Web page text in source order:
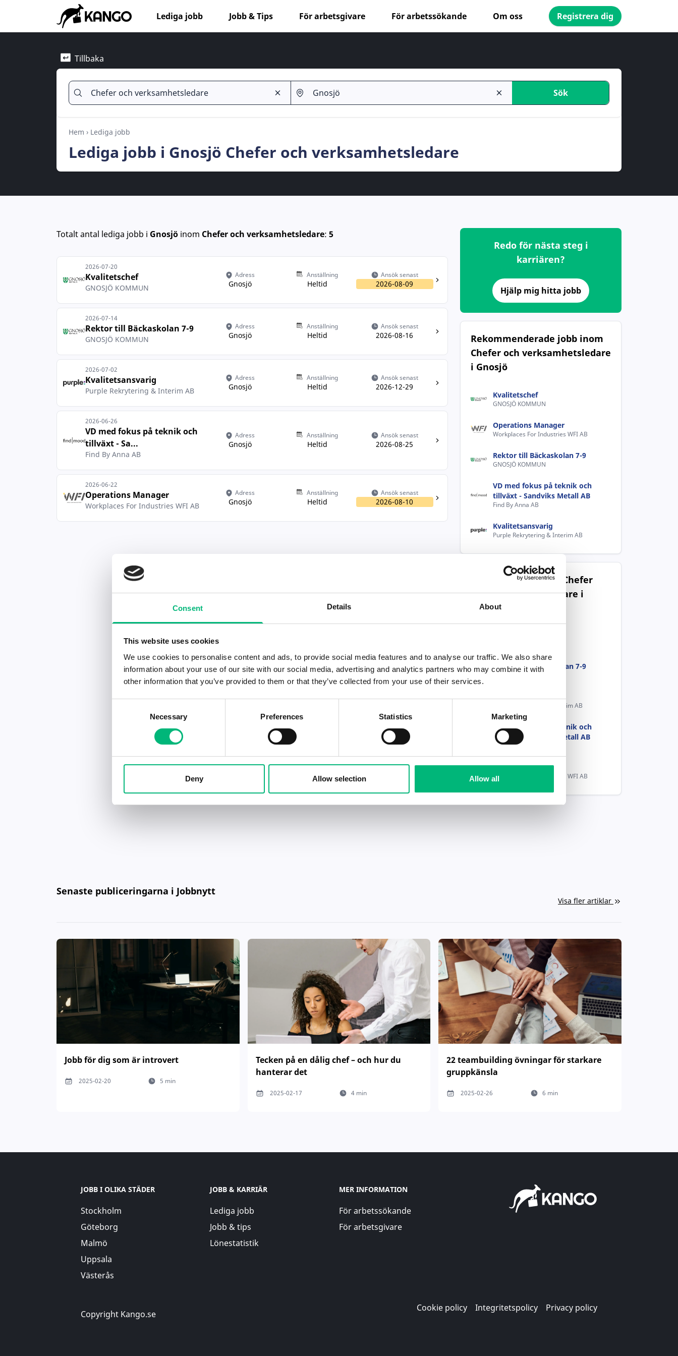
Consent Details About
This website uses cookies
We use cookies to personalise content and ads, to provide social media features and to analyse our traffic. We also share
information about your use of our site with our social media, advertising and analytics partners who may combine it with
other information that you’ve provided to them or that they’ve collected from your use of their services.
Necessary Preferences Statistics Marketing
Deny Allow selection Allow all
Lediga jobb Jobb & Tips För arbetsgivare För arbetssökande Om oss Registrera dig
Tillbaka
Sök
Hem › Lediga jobb
Lediga jobb i Gnosjö Chefer och verksamhetsledare
Totalt antal lediga jobb i Gnosjö inom Chefer och verksamhetsledare: 5
2026-07-20
Kvalitetschef
GNOSJÖ KOMMUN
Adress
Gnosjö
Anställning
Heltid
Ansök senast
2026-08-09
2026-07-14
Rektor till Bäckaskolan 7-9
GNOSJÖ KOMMUN
Adress
Gnosjö
Anställning
Heltid
Ansök senast
2026-08-16
2026-07-02
Kvalitetsansvarig
Purple Rekrytering & Interim AB
Adress
Gnosjö
Anställning
Heltid
Ansök senast
2026-12-29
2026-06-26
VD med fokus på teknik och
tillväxt - Sa...
Find By Anna AB
Adress
Gnosjö
Anställning
Heltid
Ansök senast
2026-08-25
2026-06-22
Operations Manager
Workplaces For Industries WFI AB
Adress
Gnosjö
Anställning
Heltid
Ansök senast
2026-08-10
Redo för nästa steg i
karriären?
Hjälp mig hitta jobb
Rekommenderade jobb inom
Chefer och verksamhetsledare
i Gnosjö
Kvalitetschef
GNOSJÖ KOMMUN
Operations Manager
Workplaces For Industries WFI AB
Rektor till Bäckaskolan 7-9
GNOSJÖ KOMMUN
VD med fokus på teknik och
tillväxt - Sandviks Metall AB
Find By Anna AB
Kvalitetsansvarig
Purple Rekrytering & Interim AB
Populära jobb inom Chefer
och verksamhetsledare i
Gnosjö
Rektor till Bäckaskolan 7-9
Kvalitetsansvarig
Purple Rekrytering & Interim AB
VD med fokus på teknik och
tillväxt - Sandviks Metall AB
Find By Anna AB
Operations Manager
Workplaces For Industries WFI AB
Senaste publiceringarna i Jobbnytt
Visa fler artiklar
Jobb för dig som är introvert
2025-02-20 5 min
Tecken på en dålig chef – och hur du
hanterar det
2025-02-17 4 min
22 teambuilding övningar för starkare
gruppkänsla
2025-02-26 6 min
JOBB I OLIKA STÄDER
Stockholm
Göteborg
Malmö
Uppsala
Västerås
JOBB & KARRIÄR
Lediga jobb
Jobb & tips
Lönestatistik
MER INFORMATION
För arbetssökande
För arbetsgivare
Copyright Kango.se
Cookie policy Integritetspolicy Privacy policy